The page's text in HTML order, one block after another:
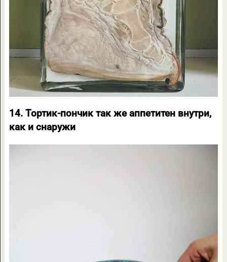
14. Тортик-пончик так же аппетитен внутри,
как и снаружи